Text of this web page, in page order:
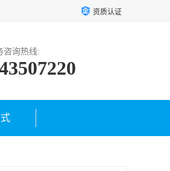
资质认证
咨询热线: